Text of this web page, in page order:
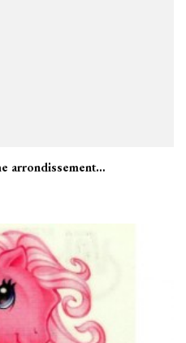
arrondissement…